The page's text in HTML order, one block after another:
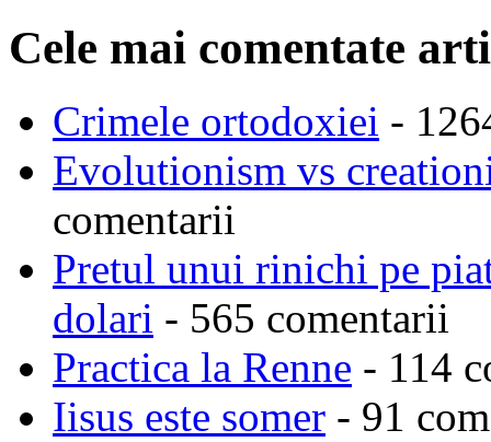
Cele mai comentate
Crimele ortodoxiei -
Evolutionism vs
comentarii
Pretul unui rinichi pe
dolari - 565 comentarii
Practica la Renne - 114
Iisus este somer - 91